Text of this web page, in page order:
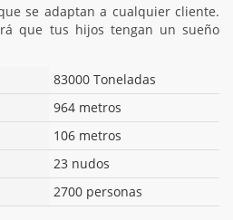
se adaptan a cualquier cliente.
que tus hijos tengan un sueño
83000 Toneladas
964 metros
106 metros
23 nudos
2700 personas